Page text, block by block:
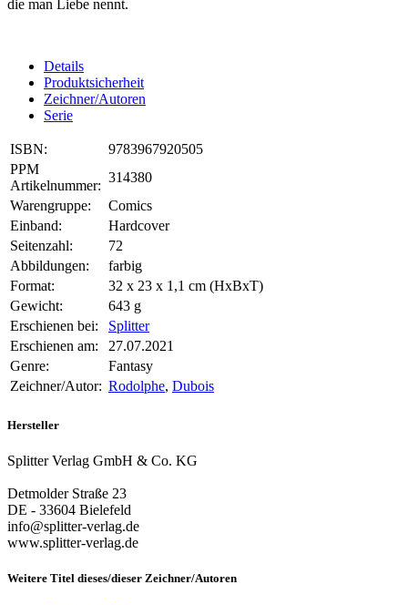
die man Liebe nennt.
Details
Produktsicherheit
Zeichner/Autoren
Serie
ISBN:
9783967920505
PPM
Artikelnummer:
314380
Warengruppe:
Comics
Einband:
Hardcover
Seitenzahl:
72
Abbildungen:
farbig
Format:
32 x 23 x 1,1 cm (HxBxT)
Gewicht:
643 g
Erschienen bei:
Splitter
Erschienen am:
27.07.2021
Genre:
Fantasy
Zeichner/Autor: Rodolphe, Dubois
Hersteller
Splitter Verlag GmbH & Co. KG
Detmolder Straße 23
DE - 33604 Bielefeld
info@splitter-verlag.de
www.splitter-verlag.de
Weitere Titel dieses/dieser Zeichner/Autoren